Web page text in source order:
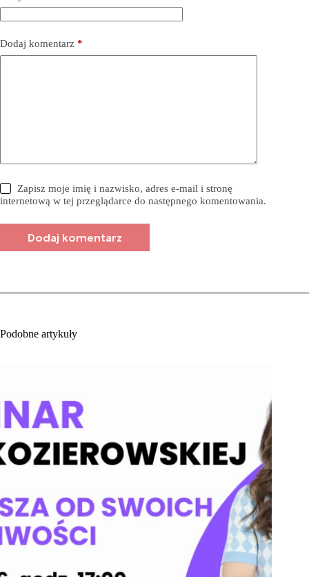
Dodaj komentarz *
Zapisz moje imię i nazwisko, adres e-mail i stronę
internetową w tej przeglądarce do następnego komentowania.
Dodaj komentarz
Podobne artykuły